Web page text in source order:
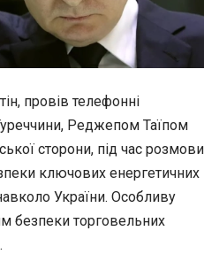
провів телефонні
Реджепом Таїпом
сторони, під час розмови
ключових енергетичних
України. Особливу
безпеки торговельних